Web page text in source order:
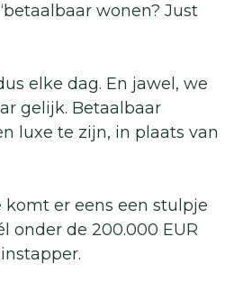
wonen? Just
elke dag. En jawel, we
gelijk. Betaalbaar
luxe te zijn, in plaats van
komt er eens een stulpje
onder de 200.000 EUR